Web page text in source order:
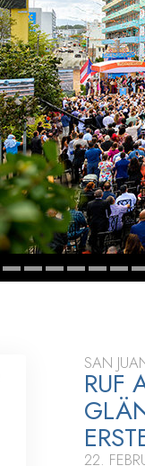
SAN
RUF
22.